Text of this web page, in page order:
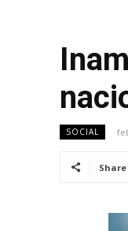
SOCIAL
Share